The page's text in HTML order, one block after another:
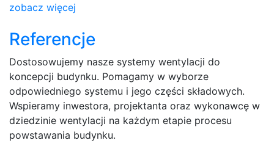
zobacz więcej
Referencje
Dostosowujemy nasze systemy wentylacji do
koncepcji budynku. Pomagamy w wyborze
odpowiedniego systemu i jego części składowych.
Wspieramy inwestora, projektanta oraz wykonawcę w
dziedzinie wentylacji na każdym etapie procesu
powstawania budynku.